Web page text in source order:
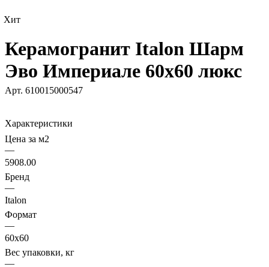
Хит
Керамогранит Italon Шарм
Эво Империале 60х60 люкс
Арт. 610015000547
Характеристики
Цена за м2
—
5908.00
Бренд
—
Italon
Формат
—
60х60
Вес упаковки, кг
—